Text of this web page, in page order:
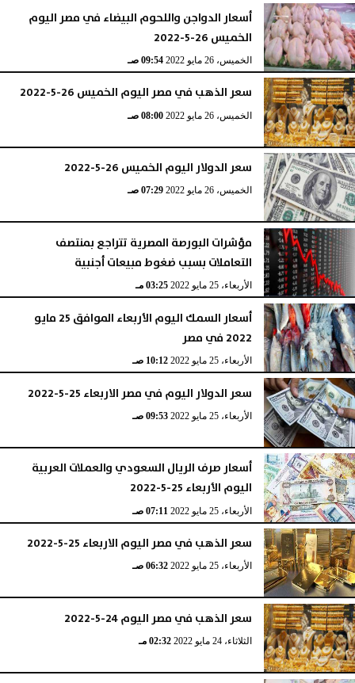
أسعار الدواجن واللحوم البيضاء في مصر اليوم
الخميس 26-5-2022
الخميس، 26 مايو 2022 09:54 صـ
سعر الذهب في مصر اليوم الخميس 26-5-2022
الخميس، 26 مايو 2022 08:00 صـ
سعر الدولار اليوم الخميس 26-5-2022
الخميس، 26 مايو 2022 07:29 صـ
مؤشرات البورصة المصرية تتراجع بمنتصف
التعاملات بسبب ضغوط مبيعات أجنبية
الأربعاء، 25 مايو 2022 03:25 مـ
أسعار السمك اليوم الأربعاء الموافق 25 مايو
2022 في مصر
الأربعاء، 25 مايو 2022 10:12 صـ
سعر الدولار اليوم في مصر الاربعاء 25-5-2022
الأربعاء، 25 مايو 2022 09:53 صـ
أسعار صرف الريال السعودي والعملات العربية
اليوم الأربعاء 25-5-2022
الأربعاء، 25 مايو 2022 07:11 صـ
سعر الذهب في مصر اليوم الاربعاء 25-5-2022
الأربعاء، 25 مايو 2022 06:32 صـ
سعر الذهب في مصر اليوم 24-5-2022
الثلاثاء، 24 مايو 2022 02:32 مـ